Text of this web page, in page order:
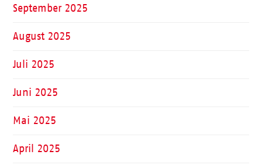
September 2025
August 2025
Juli 2025
Juni 2025
Mai 2025
April 2025